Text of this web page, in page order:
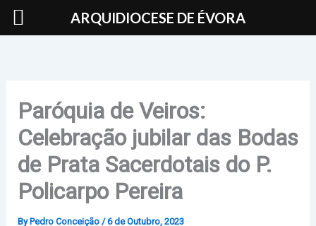
Skip
Paróquia de Veiros:
Celebração jubilar das Bodas
de Prata Sacerdotais do P.
Policarpo Pereira
By Pedro Conceição /6 de Outubro, 2023
ARQUIDIOCESE DE ÉVORA